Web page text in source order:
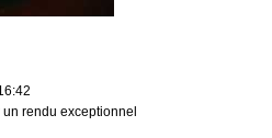
rendu exceptionnel